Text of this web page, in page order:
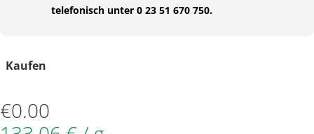
telefonisch unter 0 23 51 670 750.
Kaufen
€0.00